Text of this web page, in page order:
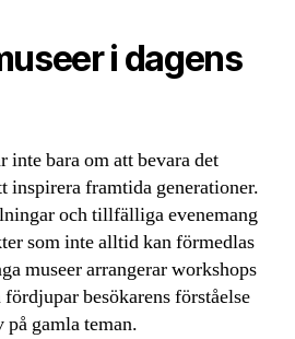
i dagens
inte bara om att bevara det
inspirera framtida generationer.
och tillfälliga evenemang
som inte alltid kan förmedlas
museer arrangerar workshops
besökarens förståelse
gamla teman.